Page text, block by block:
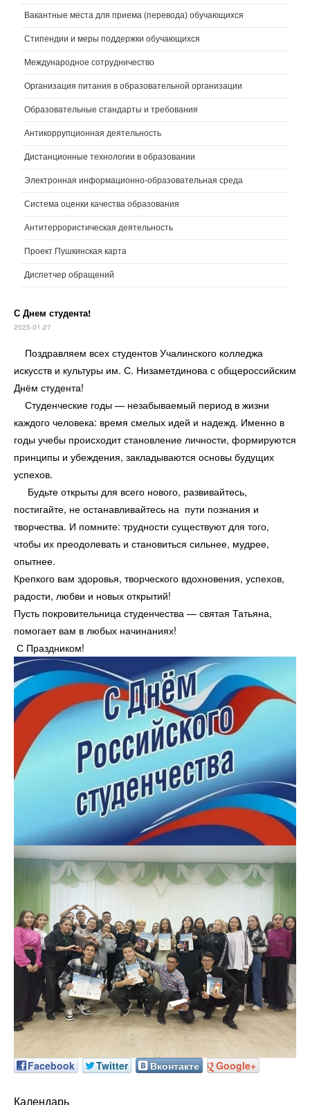
Вакантные места для приема (перевода) обучающихся
Стипендии и меры поддержки обучающихся
Международное сотрудничество
Организация питания в образовательной организации
Образовательные стандарты и требования
Антикоррупционная деятельность
Дистанционные технологии в образовании
Электронная информационно-образовательная среда
Система оценки качества образования
Антитеррористическая деятельность
Проект Пушкинская карта
Диспетчер обращений
С Днем студента!
2025-01-27
Поздравляем всех студентов Учалинского колледжа
искусств и культуры им. С. Низаметдинова с общероссийским
Днём студента!
Студенческие годы — незабываемый период в жизни
каждого человека: время смелых идей и надежд. Именно в
годы учебы происходит становление личности, формируются
принципы и убеждения, закладываются основы будущих
успехов.
Будьте открыты для всего нового, развивайтесь,
постигайте, не останавливайтесь на пути познания и
творчества. И помните: трудности существуют для того,
чтобы их преодолевать и становиться сильнее, мудрее,
опытнее.
Крепкого вам здоровья, творческого вдохновения, успехов,
радости, любви и новых открытий!
Пусть покровительница студенчества — святая Татьяна,
помогает вам в любых начинаниях!
С Праздником!
Facebook Twitter Вконтакте Google+
Календарь